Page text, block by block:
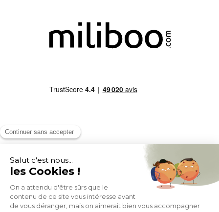
MOYENS DE PAIEMENT